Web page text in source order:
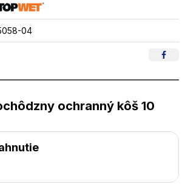
04
ochranný kôš 10